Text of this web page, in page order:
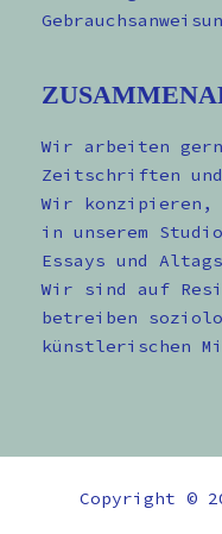
Wir arbeiten
Zeitschriften und
Wir konzipieren,
in unserem
Essays und
Wir sind auf
betreiben
künstlerischen
Copyright ©